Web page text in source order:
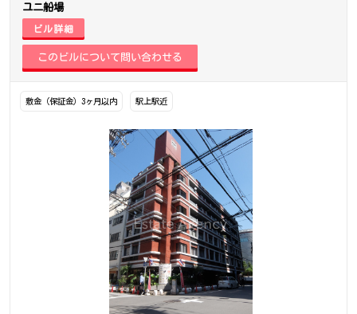
ユニ船場
ビル詳細
敷金（保証金）3ヶ月以内 駅上駅近